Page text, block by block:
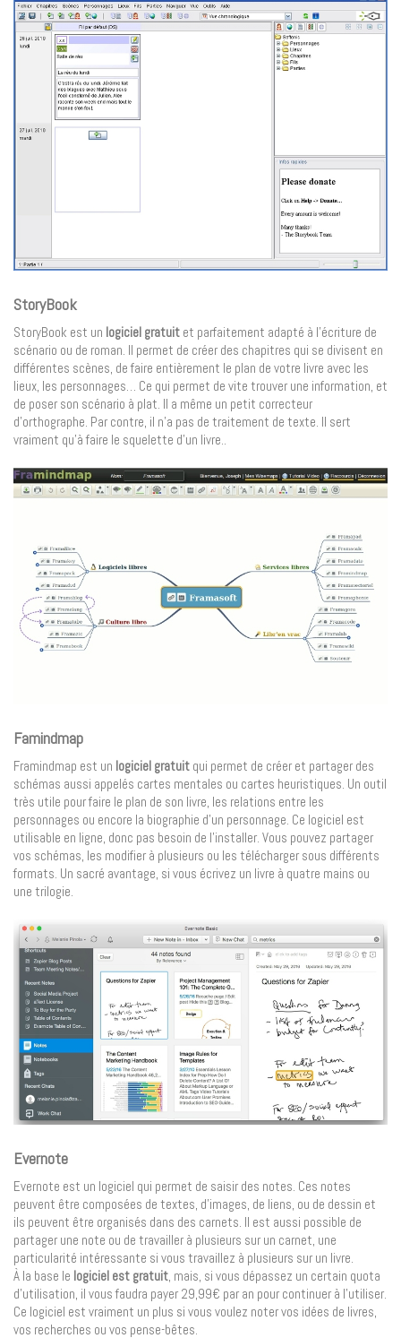
StoryBook
StoryBook est un logiciel gratuit et parfaitement adapté à l’écriture de
scénario ou de roman. Il permet de créer des chapitres qui se divisent en
différentes scènes, de faire entièrement le plan de votre livre avec les
lieux, les personnages… Ce qui permet de vite trouver une information, et
de poser son scénario à plat. Il a même un petit correcteur
d’orthographe. Par contre, il n’a pas de traitement de texte. Il sert
vraiment qu’à faire le squelette d’un livre..
Famindmap
Framindmap est un logiciel gratuit qui permet de créer et partager des
schémas aussi appelés cartes mentales ou cartes heuristiques. Un outil
très utile pour faire le plan de son livre, les relations entre les
personnages ou encore la biographie d’un personnage. Ce logiciel est
utilisable en ligne, donc pas besoin de l’installer. Vous pouvez partager
vos schémas, les modifier à plusieurs ou les télécharger sous différents
formats. Un sacré avantage, si vous écrivez un livre à quatre mains ou
une trilogie.
Evernote
Evernote est un logiciel qui permet de saisir des notes. Ces notes
peuvent être composées de textes, d’images, de liens, ou de dessin et
ils peuvent être organisés dans des carnets. Il est aussi possible de
partager une note ou de travailler à plusieurs sur un carnet, une
particularité intéressante si vous travaillez à plusieurs sur un livre.
À la base le logiciel est gratuit, mais, si vous dépassez un certain quota
d’utilisation, il vous faudra payer 29,99€ par an pour continuer à l’utiliser.
Ce logiciel est vraiment un plus si vous voulez noter vos idées de livres,
vos recherches ou vos pense-bêtes.